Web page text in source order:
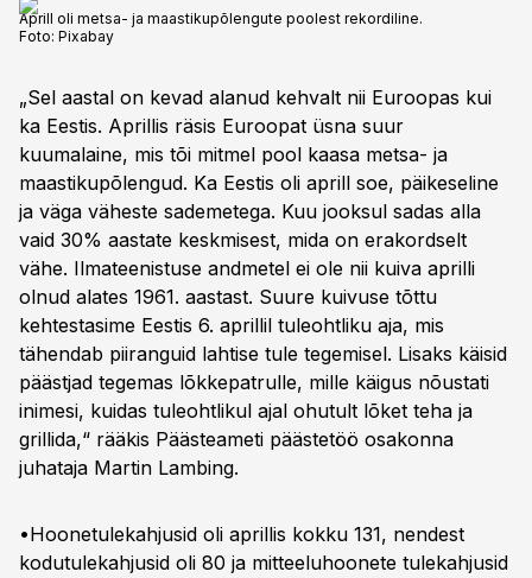
Aprill oli metsa- ja maastikupõlengute poolest rekordiline.
Foto: Pixabay
„Sel aastal on kevad alanud kehvalt nii Euroopas kui
ka Eestis. Aprillis räsis Euroopat üsna suur
kuumalaine, mis tõi mitmel pool kaasa metsa- ja
maastikupõlengud. Ka Eestis oli aprill soe, päikeseline
ja väga väheste sademetega. Kuu jooksul sadas alla
vaid 30% aastate keskmisest, mida on erakordselt
vähe. Ilmateenistuse andmetel ei ole nii kuiva aprilli
olnud alates 1961. aastast. Suure kuivuse tõttu
kehtestasime Eestis 6. aprillil tuleohtliku aja, mis
tähendab piiranguid lahtise tule tegemisel. Lisaks käisid
päästjad tegemas lõkkepatrulle, mille käigus nõustati
inimesi, kuidas tuleohtlikul ajal ohutult lõket teha ja
grillida,“ rääkis Päästeameti päästetöö osakonna
juhataja Martin Lambing.
•Hoonetulekahjusid oli aprillis kokku 131, nendest
kodutulekahjusid oli 80 ja mitteeluhoonete tulekahjusid